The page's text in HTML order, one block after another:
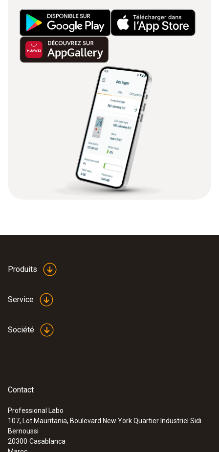
Produits
Service
Société
Contact
Professional Labo
107, Lot Mauritania, Boulevard New York Quartier Industriel Sidi
Bernoussi
20300 Casablanca